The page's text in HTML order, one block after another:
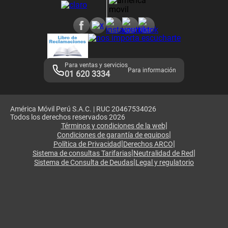
Adquirientes iPhone 6, 6S y SE
Mensaje de Seguridad
Términos y Condiciones de Tienda Claro
Libro de Reclamaciones
Legales de marketplace
Para ventas y servicios
01 620 3334 Para información
América Móvil Perú S.A.C. | RUC 20467534026
Todos los derechos reservados 2026
Términos y condiciones de la web|
Condiciones de garantía de equipos|
Política de Privacidad|Derechos ARCO|
Sistema de consultas Tarifarias|Neutralidad de Red|
Sistema de Consulta de Deudas|Legal y regulatorio